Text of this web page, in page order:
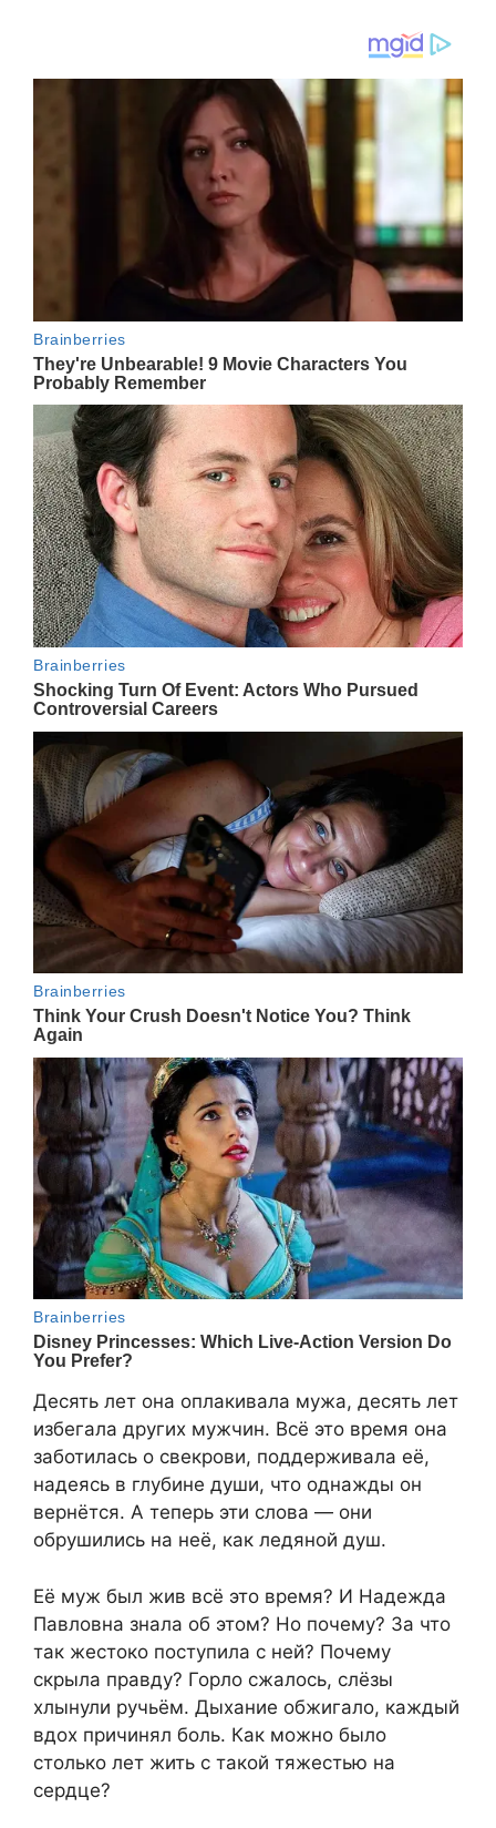
Десять лет она оплакивала мужа, десять лет
избегала других мужчин. Всё это время она
заботилась о свекрови, поддерживала её,
надеясь в глубине души, что однажды он
вернётся. А теперь эти слова — они
обрушились на неё, как ледяной душ.
Её муж был жив всё это время? И Надежда
Павловна знала об этом? Но почему? За что
так жестоко поступила с ней? Почему
скрыла правду? Горло сжалось, слёзы
хлынули ручьём. Дыхание обжигало, каждый
вдох причинял боль. Как можно было
столько лет жить с такой тяжестью на
сердце?